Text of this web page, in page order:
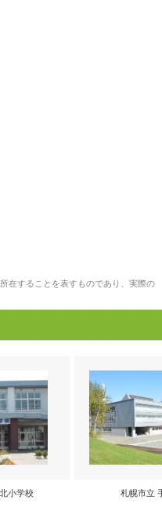
在することを表すものであり、実際の
小学校 札幌市立